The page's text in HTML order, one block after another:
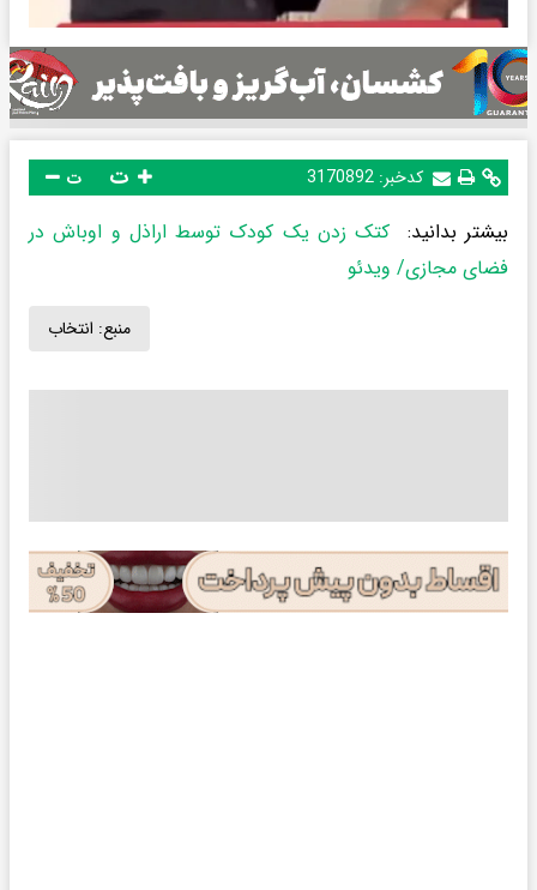
کدخبر: 3170892 ت
بیشتر بدانید: کتک زدن یک کودک توسط اراذل و اوباش در
فضای مجازی/ ویدئو
منبع: انتخاب